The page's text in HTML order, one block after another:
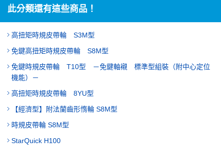
此分類還有這些商品！
高扭矩時規皮帶輪 S3M型
免鍵高扭矩時規皮帶輪 S8M型
免鍵時規皮帶輪 T10型 －免鍵軸襯 標準型組裝（附中心定位
機能）－
高扭矩時規皮帶輪 8YU型
【經濟型】附法蘭齒形惰輪 S8M型
時規皮帶輪 S8M型
StarQuick H100